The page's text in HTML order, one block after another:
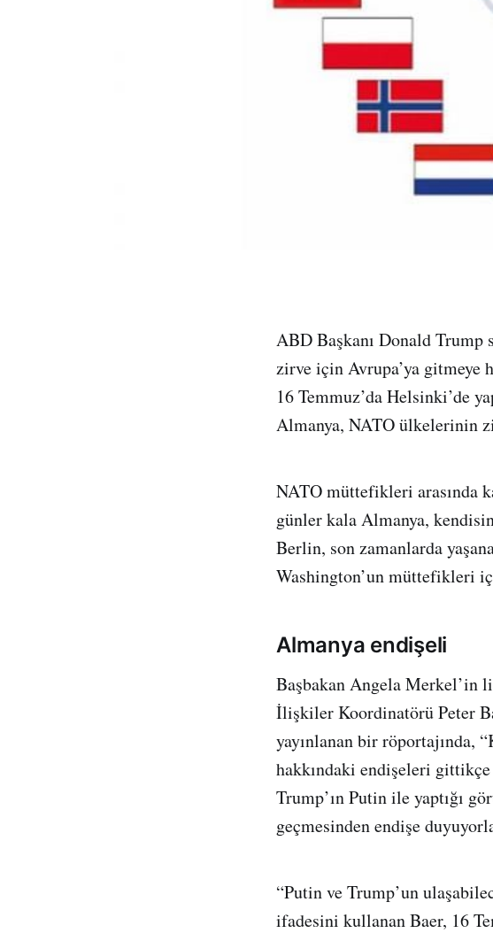
ABD Başkanı Donald Trump
zirve için Avrupa’ya gitmeye
16 Temmuz’da Helsinki’de
Almanya, NATO ülkelerinin
NATO müttefikleri arasında
günler kala Almanya,
Berlin, son zamanlarda
Washington’un müttefikleri
Almanya endişeli
Başbakan Angela Merkel’in
İlişkiler Koordinatörü Peter
yayınlanan bir röportajında,
hakkındaki endişeleri
Trump’ın Putin ile yaptığı
geçmesinden endişe
“Putin ve Trump’un
ifadesini kullanan Baer, 16